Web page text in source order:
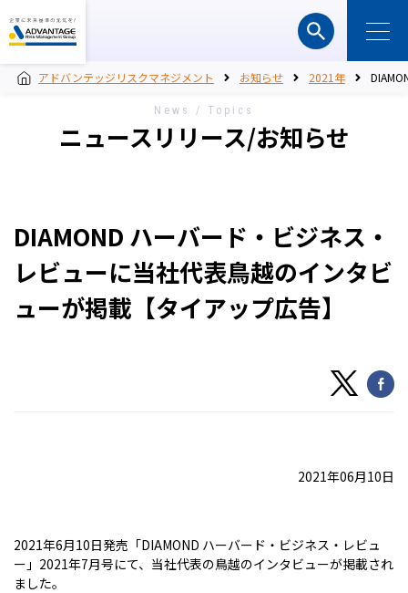
アドバンテッジリスクマネジメント お知らせ 2021年
News / Topics
ニュースリリース/お知らせ
DIAMOND ハーバード・ビジネス・
レビューに当社代表鳥越のインタビ
ューが掲載【タイアップ広告】
2021年06月10日
2021年6月10日発売「DIAMOND ハーバード・ビジネス・レビュ
ー」2021年7月号にて、当社代表の鳥越のインタビューが掲載され
ました。